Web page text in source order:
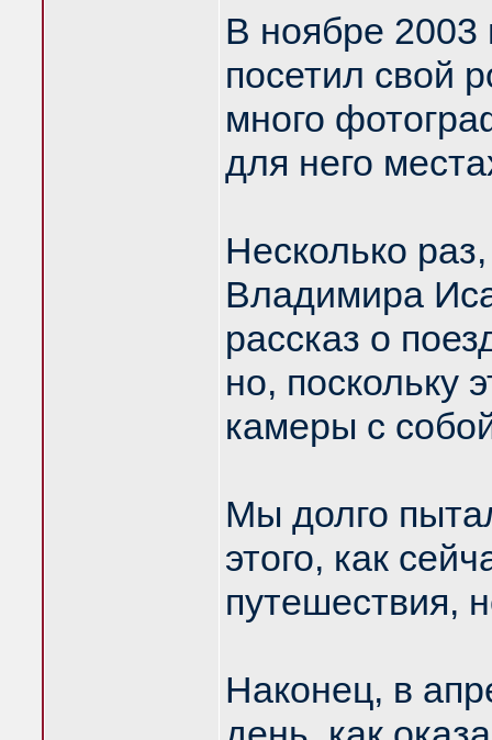
В ноябре 2003
посетил свой
много
для него
Несколько
Владимира
рассказ о
но, поскольку
камеры с
Мы долго
этого, как
путешествия,
Наконец, в